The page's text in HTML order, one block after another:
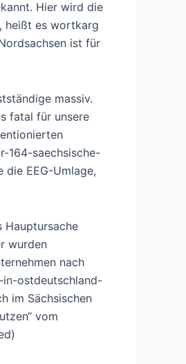
Hier wird die
heißt es wortkarg
ist für
massiv.
fatal für unsere
164-saechsische-
EEG-Umlage,
Hauptursache
wurden
nach
ostdeutschland-
im Sächsischen
vom